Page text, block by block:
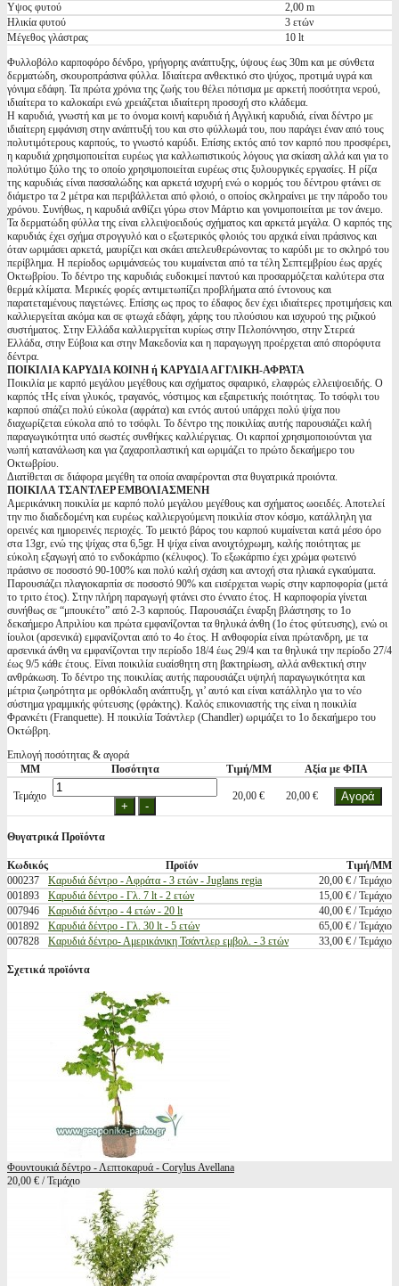
Υψος φυτού
2,00 m
Ηλικία φυτού
3 ετών
Μέγεθος γλάστρας
10 lt
Φυλλοβόλο καρποφόρο δένδρο, γρήγορης ανάπτυξης, ύψους έως 30m και με σύνθετα
δερματώδη, σκουροπράσινα φύλλα. Ιδιαίτερα ανθεκτικό στο ψύχος, προτιμά υγρά και
γόνιμα εδάφη. Τα πρώτα χρόνια της ζωής του θέλει πότισμα με αρκετή ποσότητα νερού,
ιδιαίτερα το καλοκαίρι ενώ χρειάζεται ιδιαίτερη προσοχή στο κλάδεμα.
Η καρυδιά, γνωστή και με το όνομα κοινή καρυδιά ή Αγγλική καρυδιά, είναι δέντρο με
ιδιαίτερη εμφάνιση στην ανάπτυξή του και στο φύλλωμά του, που παράγει έναν από τους
πολυτιμότερους καρπούς, το γνωστό καρύδι. Επίσης εκτός από τον καρπό που προσφέρει,
η καρυδιά χρησιμοποιείται ευρέως για καλλωπιστικούς λόγους για σκίαση αλλά και για το
πολύτιμο ξύλο της το οποίο χρησιμοποιείται ευρέως στις ξυλουργικές εργασίες. Η ρίζα
της καρυδιάς είναι πασσαλώδης και αρκετά ισχυρή ενώ ο κορμός του δέντρου φτάνει σε
διάμετρο τα 2 μέτρα και περιβάλλεται από φλοιό, ο οποίος σκληραίνει με την πάροδο του
χρόνου. Συνήθως, η καρυδιά ανθίζει γύρω στον Μάρτιο και γονιμοποιείται με τον άνεμο.
Τα δερματώδη φύλλα της είναι ελλειψοειδούς σχήματος και αρκετά μεγάλα. Ο καρπός της
καρυδιάς έχει σχήμα στρογγυλό και ο εξωτερικός φλοιός του αρχικά είναι πράσινος και
όταν ωριμάσει αρκετά, μαυρίζει και σκάει απελευθερώνοντας το καρύδι με το σκληρό του
περίβλημα. Η περίοδος ωριμάνσεώς του κυμαίνεται από τα τέλη Σεπτεμβρίου έως αρχές
Οκτωβρίου. Το δέντρο της καρυδιάς ευδοκιμεί παντού και προσαρμόζεται καλύτερα στα
θερμά κλίματα. Μερικές φορές αντιμετωπίζει προβλήματα από έντονους και
παρατεταμένους παγετώνες. Επίσης ως προς το έδαφος δεν έχει ιδιαίτερες προτιμήσεις και
καλλιεργείται ακόμα και σε φτωχά εδάφη, χάρης του πλούσιου και ισχυρού της ριζικού
συστήματος. Στην Ελλάδα καλλιεργείται κυρίως στην Πελοπόννησο, στην Στερεά
Ελλάδα, στην Εύβοια και στην Μακεδονία και η παραγωγγη προέρχεται από σπορόφυτα
δέντρα.
ΠΟΙΚΙΛΙΑ ΚΑΡΥΔΙΑ ΚΟΙΝΗ ή ΚΑΡΥΔΙΑ ΑΓΓΛΙΚΗ-ΑΦΡΑΤΑ
Ποικιλία με καρπό μεγάλου μεγέθους και σχήματος σφαιρικό, ελαφρώς ελλειψοειδής. Ο
καρπός τΗς είναι γλυκός, τραγανός, νόστιμος και εξαιρετικής ποιότητας. Το τσόφλι του
καρπού σπάζει πολύ εύκολα (αφράτα) και εντός αυτού υπάρχει πολύ ψίχα που
διαχωρίζεται εύκολα από το τσόφλι. Το δέντρο της ποικιλίας αυτής παρουσιάζει καλή
παραγωγικότητα υπό σωστές συνθήκες καλλιέργειας. Οι καρποί χρησιμοποιούνται για
νωπή κατανάλωση και για ζαχαροπλαστική και ωριμάζει το πρώτο δεκαήμερο του
Οκτωβρίου.
Διατίθεται σε διάφορα μεγέθη τα οποία αναφέρονται στα θυγατρικά προιόντα.
ΠΟΙΚΙΛΑ ΤΣΑΝΤΛΕΡ ΕΜΒΟΛΙΑΣΜΕΝΗ
Αμερικάνικη ποικιλία με καρπό πολύ μεγάλου μεγέθους και σχήματος ωοειδές. Αποτελεί
την πιο διαδεδομένη και ευρέως καλλιεργούμενη ποικιλία στον κόσμο, κατάλληλη για
ορεινές και ημιορεινές περιοχές. Το μεικτό βάρος του καρπού κυμαίνεται κατά μέσο όρο
στα 13gr, ενώ της ψίχας στα 6,5gr. Η ψίχα είναι ανοιχτόχρωμη, καλής ποιότητας με
εύκολη εξαγωγή από το ενδοκάρπιο (κέλυφος). Το εξωκάρπιο έχει χρώμα φωτεινό
πράσινο σε ποσοστό 90-100% και πολύ καλή σχάση και αντοχή στα ηλιακά εγκαύματα.
Παρουσιάζει πλαγιοκαρπία σε ποσοστό 90% και εισέρχεται νωρίς στην καρποφορία (μετά
το τριτο έτος). Στην πλήρη παραγωγή φτάνει στο έννατο έτος. Η καρποφορία γίνεται
συνήθως σε “μπουκέτο” από 2-3 καρπούς. Παρουσιάζει έναρξη βλάστησης το 1ο
δεκαήμερο Απριλίου και πρώτα εμφανίζονται τα θηλυκά άνθη (1ο έτος φύτευσης), ενώ οι
ίουλοι (αρσενικά) εμφανίζονται από το 4ο έτος. Η ανθοφορία είναι πρώτανδρη, με τα
αρσενικά άνθη να εμφανίζονται την περίοδο 18/4 έως 29/4 και τα θηλυκά την περίοδο 27/4
έως 9/5 κάθε έτους. Είναι ποικιλία ευαίσθητη στη βακτηρίωση, αλλά ανθεκτική στην
ανθράκωση. Το δέντρο της ποικιλίας αυτής παρουσιάζει υψηλή παραγωγικότητα και
μέτρια ζωηρότητα με ορθόκλαδη ανάπτυξη, γι’ αυτό και είναι κατάλληλο για το νέο
σύστημα γραμμικής φύτευσης (φράκτης). Καλός επικονιαστής της είναι η ποικιλία
Φρανκέτι (Franquette). Η ποικιλία Τσάντλερ (Chandler) ωριμάζει το 1ο δεκαήμερο του
Οκτώβρη.
Επιλογή ποσότητας & αγορά
ΜΜ
Ποσότητα Τιμή/ΜΜ Αξία με ΦΠΑ
Τεμάχιο 20,00 € 20,00 €
Θυγατρικά Προϊόντα
Κωδικός Προϊόν
Τιμή/ΜΜ
000237
Καρυδιά δέντρο - Αφράτα - 3 ετών - Juglans regia
20,00 € / Τεμάχιο
001893
Καρυδιά δέντρο - Γλ. 7 lt - 2 ετών
15,00 € / Τεμάχιο
007946
Καρυδιά δέντρο - 4 ετών - 20 lt
40,00 € / Τεμάχιο
001892
Καρυδιά δέντρο - Γλ. 30 lt - 5 ετών
65,00 € / Τεμάχιο
007828
Καρυδιά δέντρο- Αμερικάνικη Τσάντλερ εμβολ. - 3 ετών 33,00 € / Τεμάχιο
Σχετικά προϊόντα
Φουντουκιά δέντρο - Λεπτοκαρυά - Corylus Avellana
20,00 € / Τεμάχιο